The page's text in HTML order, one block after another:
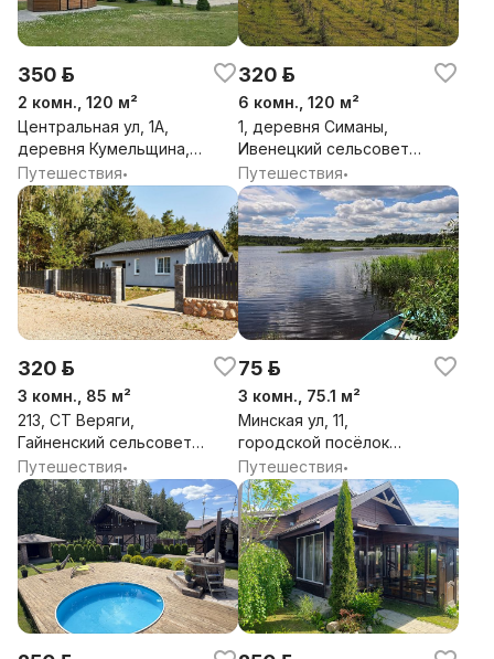
350 р.
2 комн., 120 м²
Центральная ул, 1А,
деревня Кумельщина,
Людвиновский
сельсовет, Вилейский
район, Минская обл.
Путешествия•
320 р.
6 комн., 120 м²
1, деревня Симаны,
Ивенецкий сельсовет,
Воложинский район,
Минская обл.
Путешествия•
320 р.
3 комн., 85 м²
213, СТ Веряги,
Гайненский сельсовет,
Логойский район,
Минская обл.
Путешествия•
75 р.
3 комн., 75.1 м²
Минская ул, 11,
городской посёлок
Зелёный Бор,
Зеленоборский
сельсовет,
Смолевичский район,
Минская обл.
Путешествия•